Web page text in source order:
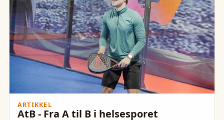
ARTIKKEL
AtB - Fra A til B i helsesporet